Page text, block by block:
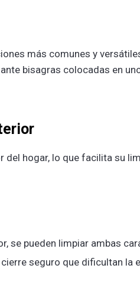
más comunes y
bisagras colocadas en
del hogar, lo que facilita su
se pueden limpiar ambas
seguro que dificultan la